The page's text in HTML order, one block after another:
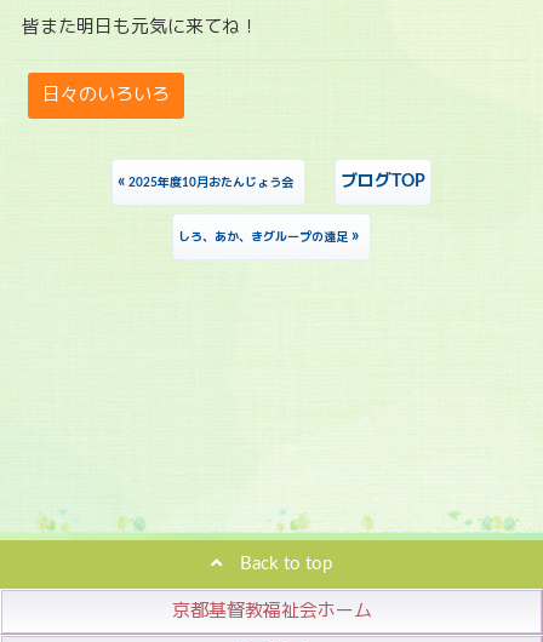
皆また明日も元気に来てね！
日々のいろいろ
« 2025年度10月おたんじょう会 ブログTOP
しろ、あか、きグループの遠足 »
Back to top
京都基督教福祉会ホーム